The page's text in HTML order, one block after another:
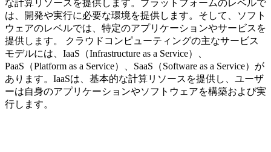
な計算リソースを提供します。プラットフォームのレベルで
は、開発や実行に必要な環境を提供します。そして、ソフト
ウェアのレベルでは、特定のアプリケーションやサービスを
提供します。 クラウドコンピューティングの主なサービス
モデルには、IaaS（Infrastructure as a Service）、
PaaS（Platform as a Service）、SaaS（Software as a Service）が
あります。IaaSは、基本的な計算リソースを提供し、ユーザ
ーは自身のアプリケーションやソフトウェアを構築および実
行します。